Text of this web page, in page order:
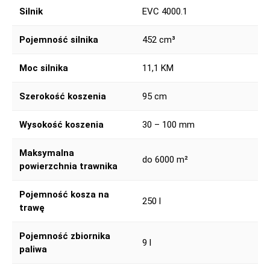
Silnik EVC 4000.1
Pojemność silnika 452 cm³
Moc silnika 11,1 KM
Szerokość koszenia 95 cm
Wysokość koszenia 30 – 100 mm
Maksymalna
powierzchnia trawnika
do 6000 m²
Pojemność kosza na
trawę
250 l
Pojemność zbiornika
paliwa
9 l